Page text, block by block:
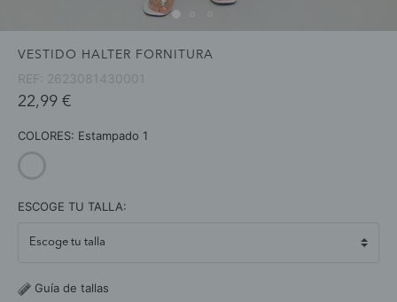
VESTIDO HALTER FORNITURA
REF: 2623081430001
22,99 €
COLORES: Estampado 1
ESCOGE TU TALLA:
Guía de tallas